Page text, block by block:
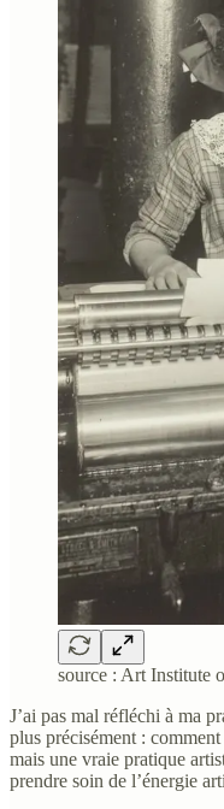
source : Art Institute
J’ai pas mal réfléchi à ma
plus précisément :
mais une vraie pratique
prendre soin de l’énergie